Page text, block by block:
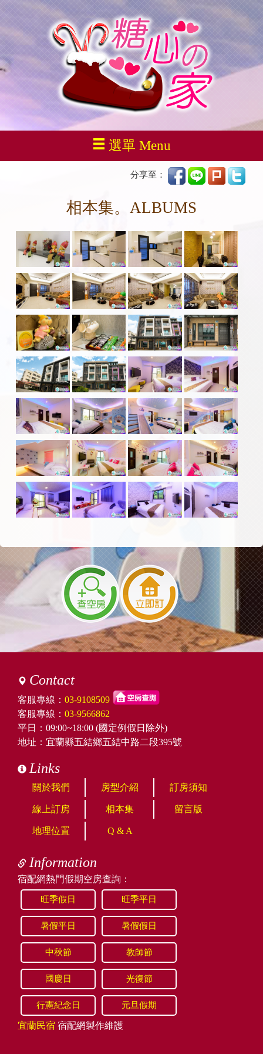
選單 Menu
分享至：
相本集。ALBUMS
Contact
客服專線： 03-9108509
客服專線： 03-9566862
平日：09:00~18:00 (國定例假日除外)
地址：宜蘭縣五結鄉五結中路二段395號
Links
關於我們 房型介紹 訂房須知
線上訂房 相本集 留言版
地理位置 Q & A
Information
宿配網熱門假期空房查詢：
旺季假日 旺季平日
暑假平日 暑假假日
中秋節 教師節
國慶日 光復節
行憲紀念日 元旦假期
宜蘭民宿 宿配網製作維護